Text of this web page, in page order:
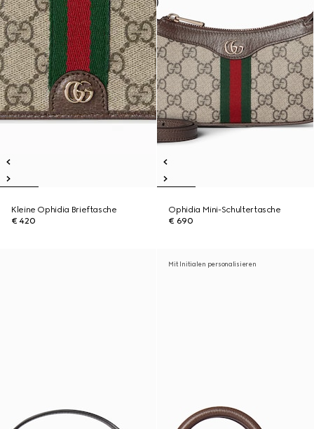
Kleine Ophidia Brieftasche
€ 420
Ophidia Mini-Schultertasche
€ 690
Mit Initialen personalisieren